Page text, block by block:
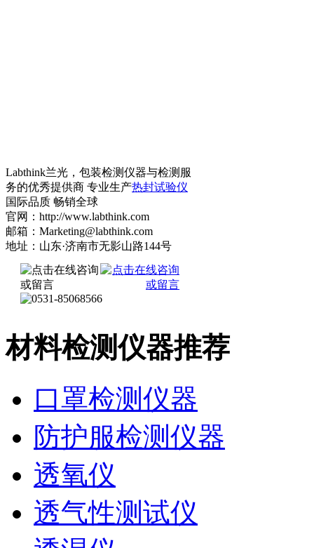
Labthink兰光，包装检测仪器与检测服
务的优秀提供商 专业生产热封试验仪
国际品质 畅销全球
官网：http://www.labthink.com
邮箱：Marketing@labthink.com
地址：山东·济南市无影山路144号
材料检测仪器推荐
口罩检测仪器
防护服检测仪器
透氧仪
透气性测试仪